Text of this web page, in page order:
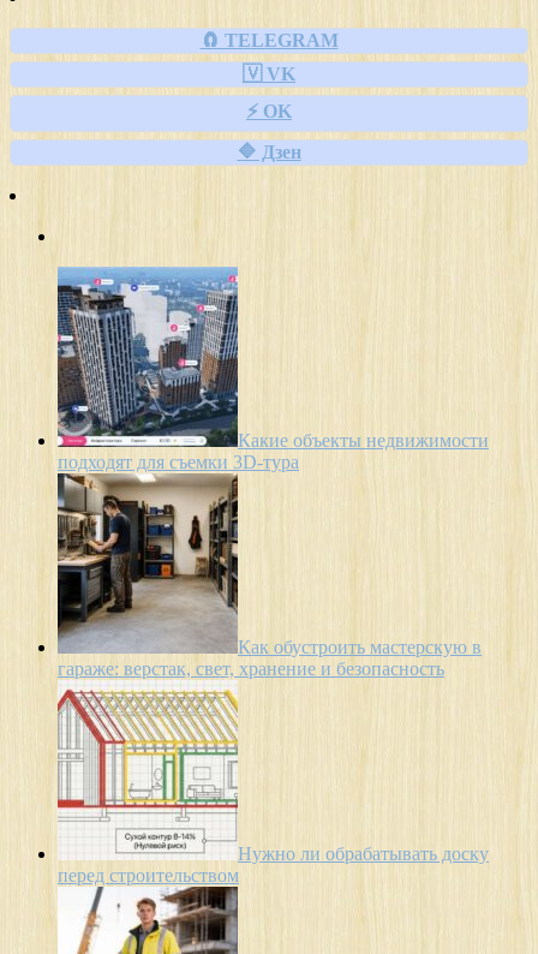
🧲 TELEGRAM
🇻 VK
⚡ OK
🔷 Дзен
Какие объекты недвижимости
подходят для съемки 3D-тура
Как обустроить мастерскую в
гараже: верстак, свет, хранение и безопасность
Нужно ли обрабатывать доску
перед строительством